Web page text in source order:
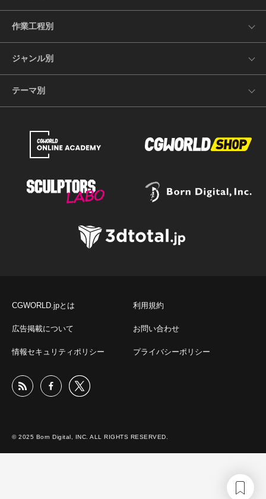
作業工程別
ジャンル別
テーマ別
CGWORLD.jpとは 利用規約
広告掲載について お問い合わせ
情報セキュリティポリシー プライバシーポリシー
© 2025 Born Digital, INC. ALL RIGHTS RESERVED.